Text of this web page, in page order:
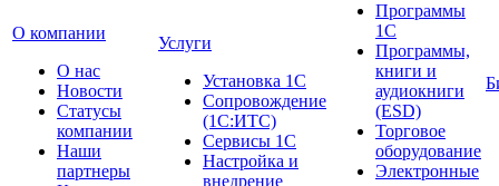
О компании
О нас
Новости
Cтатусы
компании
Наши
партнеры
Услуги
Установка 1С
Сопровождение
(1С:ИТС)
Сервисы 1С
Настройка и
внедрение
Программы
1С
Программы,
книги и
аудиокниги
(ESD)
Торговое
оборудование
Электронные